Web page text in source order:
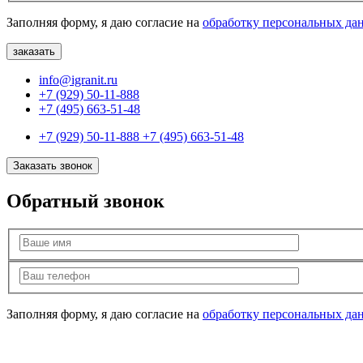
Заполняя форму, я даю согласие на обработку персональных
info@igranit.ru
+7 (929) 50-11-888
+7 (495) 663-51-48
+7 (929) 50-11-888 +7 (495) 663-51-48
Заказать звонок
Обратный звонок
Заполняя форму, я даю согласие на обработку персональных